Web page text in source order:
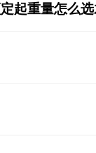
起重量怎么